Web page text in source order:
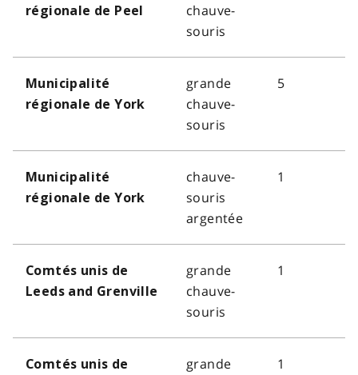
régionale de Peel
chauve-
souris
Municipalité
régionale de York
grande
chauve-
souris
5
Municipalité
régionale de York
chauve-
souris
argentée
1
Comtés unis de
Leeds and Grenville
grande
chauve-
souris
1
Comtés unis de
grande
1